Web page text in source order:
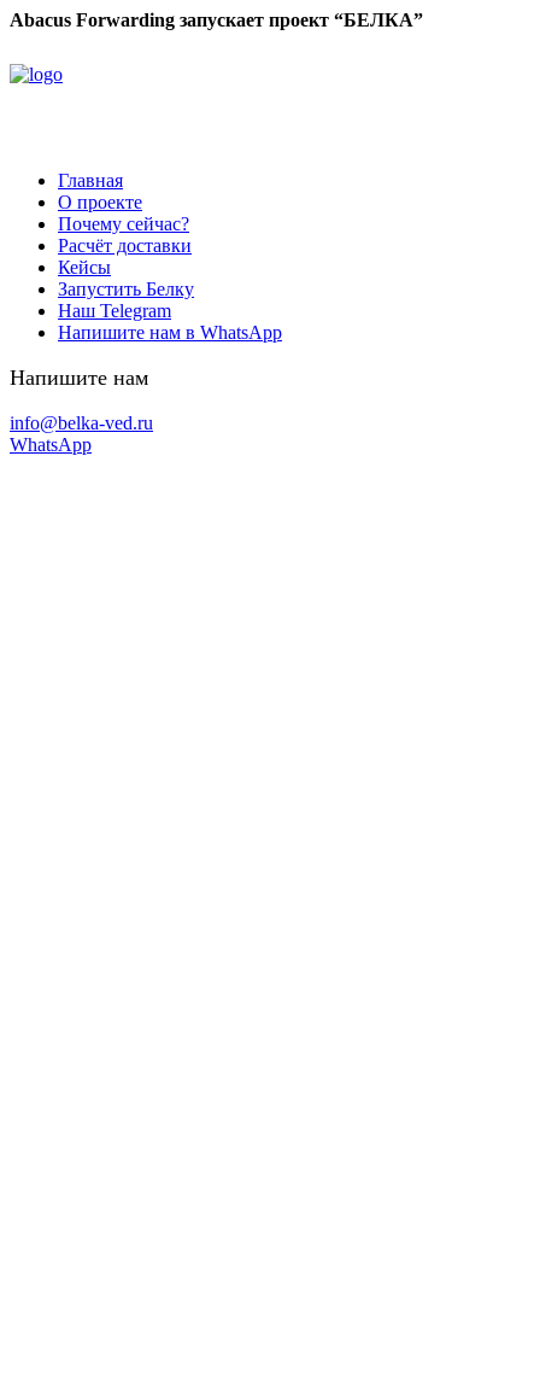
Abacus Forwarding запускает проект “БЕЛКА”
Главная
О проекте
Почему сейчас?
Расчёт доставки
Кейсы
Запустить Белку
Наш Telegram
Напишите нам в WhatsApp
Напишите нам
info@belka-ved.ru
WhatsApp